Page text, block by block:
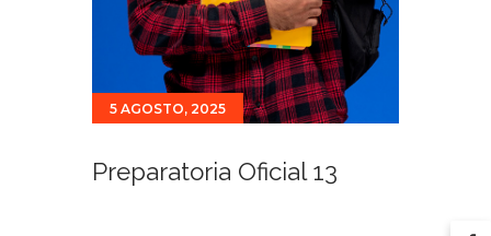
5 AGOSTO, 2025
Preparatoria Oficial 13